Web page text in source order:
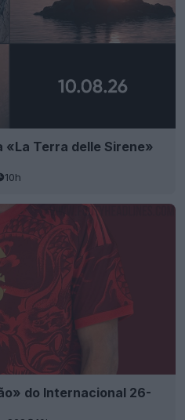
«La Terra delle Sirene»
10h
do Internacional 26-